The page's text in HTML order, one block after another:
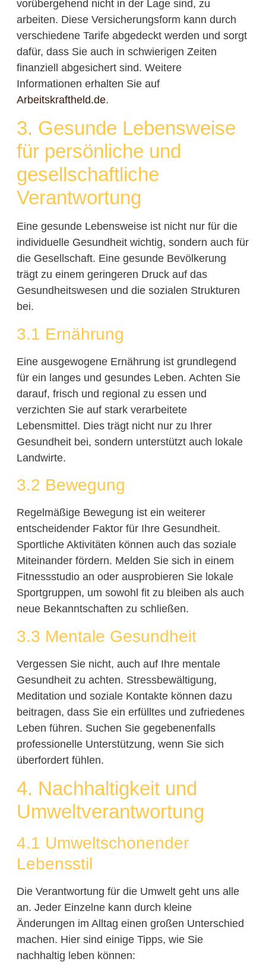
vorübergehend nicht in der Lage sind, zu
arbeiten. Diese Versicherungsform kann durch
verschiedene Tarife abgedeckt werden und sorgt
dafür, dass Sie auch in schwierigen Zeiten
finanziell abgesichert sind. Weitere
Informationen erhalten Sie auf
Arbeitskraftheld.de.
3. Gesunde Lebensweise
für persönliche und
gesellschaftliche
Verantwortung
Eine gesunde Lebensweise ist nicht nur für die
individuelle Gesundheit wichtig, sondern auch für
die Gesellschaft. Eine gesunde Bevölkerung
trägt zu einem geringeren Druck auf das
Gesundheitswesen und die sozialen Strukturen
bei.
3.1 Ernährung
Eine ausgewogene Ernährung ist grundlegend
für ein langes und gesundes Leben. Achten Sie
darauf, frisch und regional zu essen und
verzichten Sie auf stark verarbeitete
Lebensmittel. Dies trägt nicht nur zu Ihrer
Gesundheit bei, sondern unterstützt auch lokale
Landwirte.
3.2 Bewegung
Regelmäßige Bewegung ist ein weiterer
entscheidender Faktor für Ihre Gesundheit.
Sportliche Aktivitäten können auch das soziale
Miteinander fördern. Melden Sie sich in einem
Fitnessstudio an oder ausprobieren Sie lokale
Sportgruppen, um sowohl fit zu bleiben als auch
neue Bekanntschaften zu schließen.
3.3 Mentale Gesundheit
Vergessen Sie nicht, auch auf Ihre mentale
Gesundheit zu achten. Stressbewältigung,
Meditation und soziale Kontakte können dazu
beitragen, dass Sie ein erfülltes und zufriedenes
Leben führen. Suchen Sie gegebenenfalls
professionelle Unterstützung, wenn Sie sich
überfordert fühlen.
4. Nachhaltigkeit und
Umweltverantwortung
4.1 Umweltschonender
Lebensstil
Die Verantwortung für die Umwelt geht uns alle
an. Jeder Einzelne kann durch kleine
Änderungen im Alltag einen großen Unterschied
machen. Hier sind einige Tipps, wie Sie
nachhaltig leben können: